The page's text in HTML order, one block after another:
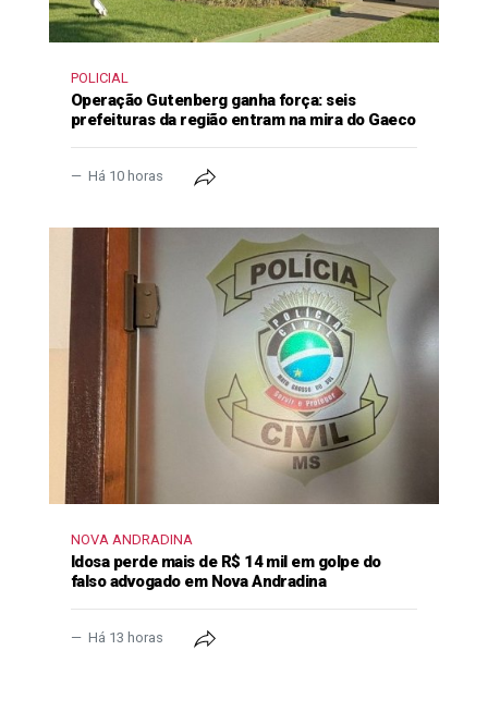
POLICIAL
Operação Gutenberg ganha força: seis
prefeituras da região entram na mira do Gaeco
Há 10 horas
NOVA ANDRADINA
Idosa perde mais de R$ 14 mil em golpe do
falso advogado em Nova Andradina
Há 13 horas